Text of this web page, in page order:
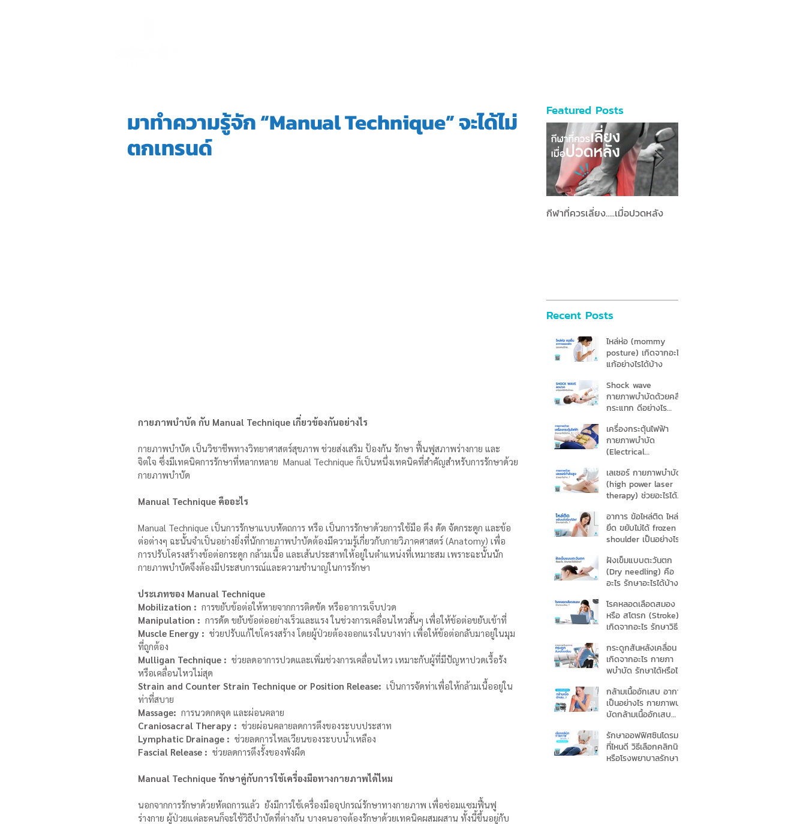
มาทำความรู้จัก “Manual Technique” จะได้ไม่
ตกเทรนด์
กายภาพบำบัด กับ Manual Technique เกี่ยวข้องกันอย่างไร
กายภาพบำบัด เป็นวิชาชีพทางวิทยาศาสตร์สุขภาพ ช่วยส่งเสริม ป้องกัน รักษา ฟื้นฟูสภาพร่างกาย และ
จิตใจ ซึ่งมีเทคนิคการรักษาที่หลากหลาย  Manual Technique ก็เป็นหนึ่งเทคนิคที่สำคัญสำหรับการรักษาด้วย
กายภาพบำบัด
Manual Technique คืออะไร
Manual Technique เป็นการรักษาแบบหัตถการ หรือ เป็นการรักษาด้วยการใช้มือ ดึง ดัด จัดกระดูก และข้อ
ต่อต่างๆ ฉะนั้นจำเป็นอย่างยิ่งที่นักกายภาพบำบัดต้องมีความรู้เกี่ยวกับกายวิภาคศาสตร์ (Anatomy) เพื่อ
การปรับโครงสร้างข้อต่อกระดูก กล้ามเนื้อ และเส้นประสาทให้อยู่ในตำแหน่งที่เหมาะสม เพราะฉะนั้นนัก
กายภาพบำบัดจึงต้องมีประสบการณ์และความชำนาญในการรักษา
ประเภทของ Manual Technique
Mobilization :
  การขยับข้อต่อให้หายจากการติดขัด หรืออาการเจ็บปวด
Manipulation :
  การดัด ขยับข้อต่ออย่างเร็วและแรง ในช่วงการเคลื่อนไหวสั้นๆ เพื่อให้ข้อต่อขยับเข้าที่
Muscle Energy :
  ช่วยปรับแก้ไขโครงสร้าง โดยผู้ป่วยต้องออกแรงในบางท่า เพื่อให้ข้อต่อกลับมาอยู่ในมุม
ที่ถูกต้อง
Mulligan Technique :
  ช่วยลดอาการปวดและเพิ่มช่วงการเคลื่อนไหว เหมาะกับผู้ที่มีปัญหาปวดเรื้อรัง
หรือเคลื่อนไหวไม่สุด
Strain and Counter Strain Technique or Position Release:
  เป็นการจัดท่าเพื่อให้กล้ามเนื้ออยู่ใน
ท่าที่สบาย
Massage:
  การนวดกดจุด และผ่อนคลาย
Craniosacral Therapy :
  ช่วยผ่อนคลายลดการตึงของระบบประสาท
Lymphatic Drainage :
  ช่วยลดการไหลเวียนของระบบน้ำเหลือง
Fascial Release :
  ช่วยลดการตึงรั้งของพังผืด
Manual Technique รักษาคู่กับการใช้เครื่องมือทางกายภาพได้ไหม
นอกจากการรักษาด้วยหัตถการแล้ว  ยังมีการใช้เครื่องมืออุปกรณ์รักษาทางกายภาพ เพื่อซ่อมแซมฟื้นฟู
ร่างกาย ผู้ป่วยแต่ละคนก็จะใช้วิธีบำบัดที่ต่างกัน บางคนอาจต้องรักษาด้วยเทคนิคผสมผสาน ทั้งนี้ขึ้นอยู่กับ
Featured Posts
กีฬาที่ควรเลี่ยง.....เมื่อปวดหลัง
Recent Posts
ไหล่ห่อ (mommy
posture) เกิดจากอะไร
แก้อย่างไรได้บ้าง
Shock wave
กายภาพบำบัดด้วยคลื่น
กระแทก ดีอย่างไร
เครื่องกระตุ้นไฟฟ้า
กายภาพบำบัด
(Electrical
เลเซอร์ กายภาพบําบัด
(high power laser
therapy) ช่วยอะไรได้
อาการ ข้อไหล่ติด ไหล่
ยึด ขยับไม่ได้ frozen
shoulder เป็นอย่างไร
ฝังเข็มแบบตะวันตก
(Dry needling) คือ
อะไร รักษาอะไรได้บ้าง
โรคหลอดเลือดสมอง
หรือ สโตรก (Stroke)
เกิดจากอะไร รักษาวิธี
กระดูกสันหลังเคลื่อน
เกิดจากอะไร กายภา
พบําบัด รักษาได้หรือไม่
กล้ามเนื้ออักเสบ อาการ
เป็นอย่างไร กายภาพบํา
บัดกล้ามเนื้ออักเสบ
รักษาออฟฟิศซินโดรม
ที่ไหนดี วิธีเลือกคลิกนิก
หรือโรงพยาบาลรักษา